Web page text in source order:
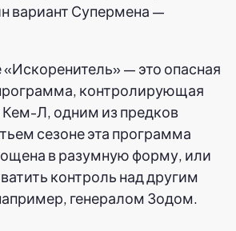
вариант Супермена —
— это опасная
контролирующая
Кем-Л, одним из предков
сезоне эта программа
в разумную форму, или
контроль над другим
генералом Зодом.